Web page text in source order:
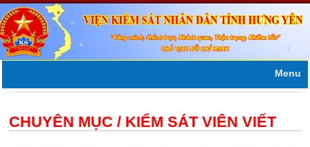
Menu
CHUYÊN MỤC / KIỂM SÁT VIÊN VIẾT